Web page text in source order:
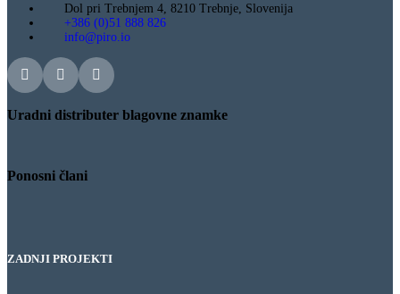
Dol pri Trebnjem 4, 8210 Trebnje, Slovenija
+386 (0)51 888 826
info@piro.io
Uradni distributer blagovne znamke
Ponosni člani
ZADNJI PROJEKTI